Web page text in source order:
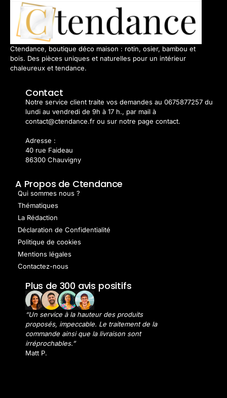
Ctendance, boutique déco maison : rotin, osier, bambou et
bois. Des pièces uniques et naturelles pour un intérieur
chaleureux et tendance.
Contact
Notre service client traite vos demandes au 0675877257 du
lundi au vendredi de 9h à 17 h., par mail à
contact@ctendance.fr ou sur notre page contact.
Adresse :
40 rue Faideau
86300 Chauvigny
A Propos de Ctendance
Qui sommes nous ?
Thématiques
La Rédaction
Déclaration de Confidentialité
Politique de cookies
Mentions légales
Contactez-nous
Plus de 300 avis positifs
“Un service à la hauteur des produits
proposés, impeccable. Le traitement de la
commande ainsi que la livraison sont
irréprochables.”
Matt P.